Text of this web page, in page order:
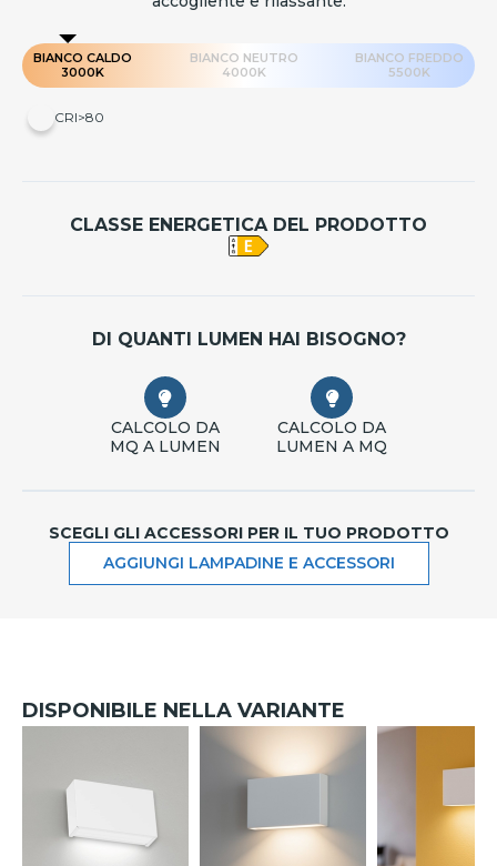
BIANCO CALDO
3000K
BIANCO NEUTRO
4000K
BIANCO FREDDO
5500K
CRI>80
CLASSE ENERGETICA DEL PRODOTTO
DI QUANTI LUMEN HAI BISOGNO?
CALCOLO DA
MQ A LUMEN
CALCOLO DA
LUMEN A MQ
SCEGLI GLI ACCESSORI PER IL TUO PRODOTTO
AGGIUNGI LAMPADINE E ACCESSORI
DISPONIBILE NELLA VARIANTE